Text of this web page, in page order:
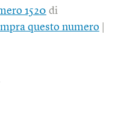
1520 di
questo numero